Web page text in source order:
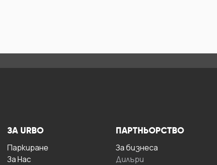
ЗА URBO
Паркиране
За Hас
ПАРТНЬОРСТВО
За бизнесa
Дилъри